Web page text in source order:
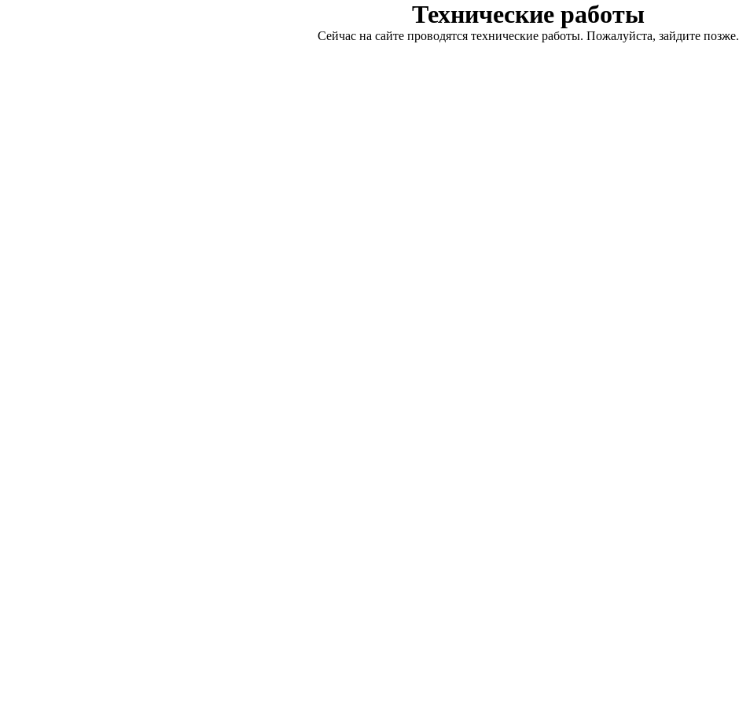
Технические работы
Сейчас на сайте проводятся технические работы. Пожалуйста, зайдите позже.